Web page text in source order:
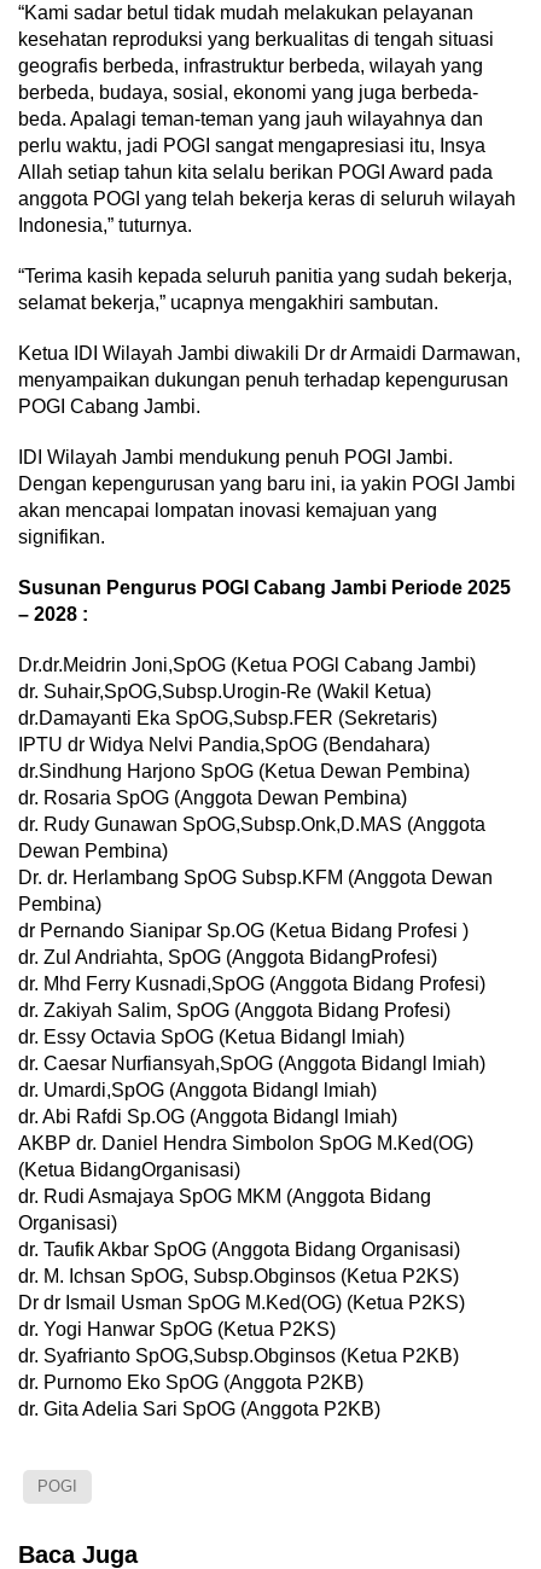
“Kami sadar betul tidak mudah melakukan pelayanan
kesehatan reproduksi yang berkualitas di tengah situasi
geografis berbeda, infrastruktur berbeda, wilayah yang
berbeda, budaya, sosial, ekonomi yang juga berbeda-
beda. Apalagi teman-teman yang jauh wilayahnya dan
perlu waktu, jadi POGI sangat mengapresiasi itu, Insya
Allah setiap tahun kita selalu berikan POGI Award pada
anggota POGI yang telah bekerja keras di seluruh wilayah
Indonesia,” tuturnya.
“Terima kasih kepada seluruh panitia yang sudah bekerja,
selamat bekerja,” ucapnya mengakhiri sambutan.
Ketua IDI Wilayah Jambi diwakili Dr dr Armaidi Darmawan,
menyampaikan dukungan penuh terhadap kepengurusan
POGI Cabang Jambi.
IDI Wilayah Jambi mendukung penuh POGI Jambi.
Dengan kepengurusan yang baru ini, ia yakin POGI Jambi
akan mencapai lompatan inovasi kemajuan yang
signifikan.
Susunan Pengurus POGI Cabang Jambi Periode 2025
– 2028 :
Dr.dr.Meidrin Joni,SpOG (Ketua POGl Cabang Jambi)
dr. Suhair,SpOG,Subsp.Urogin-Re (Wakil Ketua)
dr.Damayanti Eka SpOG,Subsp.FER (Sekretaris)
IPTU dr Widya Nelvi Pandia,SpOG (Bendahara)
dr.Sindhung Harjono SpOG (Ketua Dewan Pembina)
dr. Rosaria SpOG (Anggota Dewan Pembina)
dr. Rudy Gunawan SpOG,Subsp.Onk,D.MAS (Anggota
Dewan Pembina)
Dr. dr. Herlambang SpOG Subsp.KFM (Anggota Dewan
Pembina)
dr Pernando Sianipar Sp.OG (Ketua Bidang Profesi )
dr. Zul Andriahta, SpOG (Anggota BidangProfesi)
dr. Mhd Ferry Kusnadi,SpOG (Anggota Bidang Profesi)
dr. Zakiyah Salim, SpOG (Anggota Bidang Profesi)
dr. Essy Octavia SpOG (Ketua Bidangl lmiah)
dr. Caesar Nurfiansyah,SpOG (Anggota Bidangl lmiah)
dr. Umardi,SpOG (Anggota Bidangl lmiah)
dr. Abi Rafdi Sp.OG (Anggota Bidangl lmiah)
AKBP dr. Daniel Hendra Simbolon SpOG M.Ked(OG)
(Ketua BidangOrganisasi)
dr. Rudi Asmajaya SpOG MKM (Anggota Bidang
Organisasi)
dr. Taufik Akbar SpOG (Anggota Bidang Organisasi)
dr. M. Ichsan SpOG, Subsp.Obginsos (Ketua P2KS)
Dr dr Ismail Usman SpOG M.Ked(OG) (Ketua P2KS)
dr. Yogi Hanwar SpOG (Ketua P2KS)
dr. Syafrianto SpOG,Subsp.Obginsos (Ketua P2KB)
dr. Purnomo Eko SpOG (Anggota P2KB)
dr. Gita Adelia Sari SpOG (Anggota P2KB)
POGI
Baca Juga